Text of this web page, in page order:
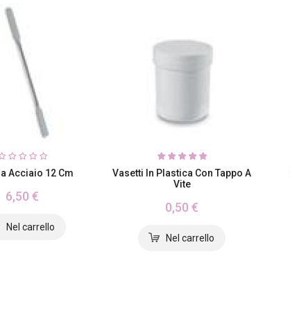
Acciaio 12 Cm
6,50 €
Vasetti In Plastica Con Tappo A
Vite
0,50 €